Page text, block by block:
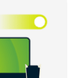
PS4 en